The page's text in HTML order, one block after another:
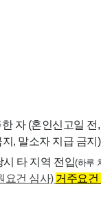
자 (혼인신고일 전
, 말소자 지급 금지)
시 타 지역 전입(하루
요건 심사) 거주요